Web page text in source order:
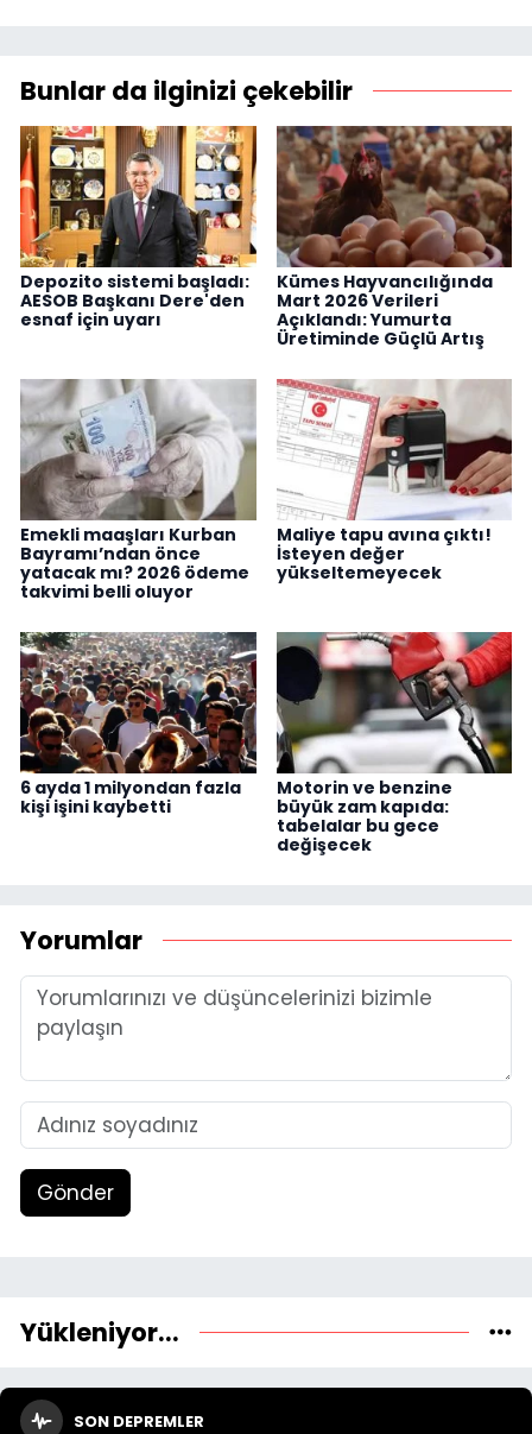
Bunlar da ilginizi çekebilir
Depozito sistemi başladı:
AESOB Başkanı Dere'den
esnaf için uyarı
Kümes Hayvancılığında
Mart 2026 Verileri
Açıklandı: Yumurta
Üretiminde Güçlü Artış
Emekli maaşları Kurban
Bayramı’ndan önce
yatacak mı? 2026 ödeme
takvimi belli oluyor
Maliye tapu avına çıktı!
İsteyen değer
yükseltemeyecek
6 ayda 1 milyondan fazla
kişi işini kaybetti
Motorin ve benzine
büyük zam kapıda:
tabelalar bu gece
değişecek
Yorumlar
Gönder
Yükleniyor...
SON DEPREMLER